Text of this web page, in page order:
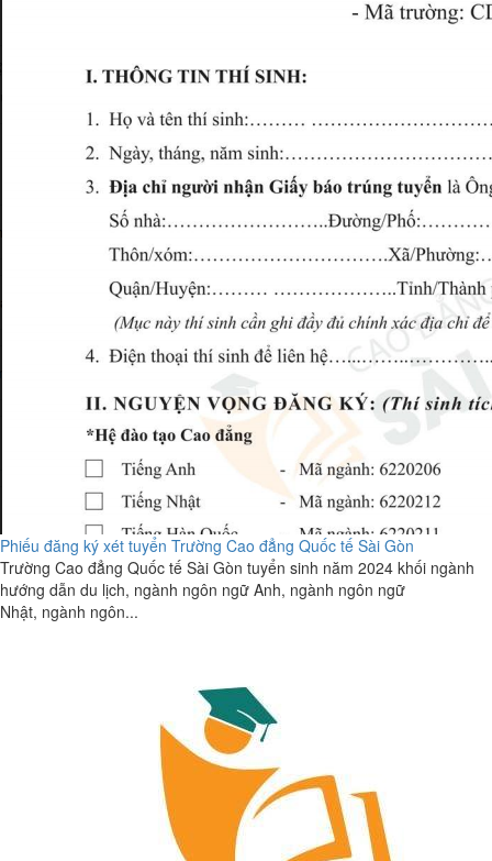
Phiếu đăng ký xét tuyển Trường Cao đẳng Quốc tế Sài Gòn
Trường Cao đẳng Quốc tế Sài Gòn tuyển sinh năm 2024 khối ngành
hướng dẫn du lịch, ngành ngôn ngữ Anh, ngành ngôn ngữ
Nhật, ngành ngôn...